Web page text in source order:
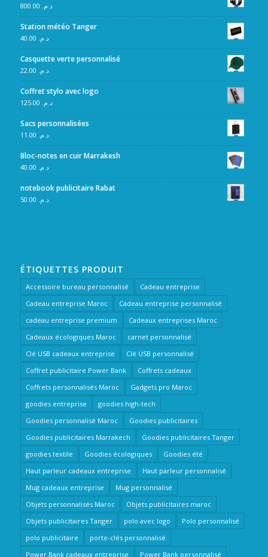
د.م.
Station météo Tanger
د.م.
Casquette verte personnalisé
د.م.
Coffret stylo avec logo
د.م.
Sacs personnalisées
د.م.
Bloc-notes en cuir Marrakesh
د.م.
notebook publicitaire Rabat
د.م.
ÉTIQUETTES PRODUIT
Accessoire bureau personnalisé
Cadeau entreprise
Cadeau entreprise Maroc
Cadeau entreprise personnalisé
cadeau entreprise premium
Cadeaux entreprises Maroc
Cadeaux écologiques Maroc
carnet personnalisé
Clé USB cadeaux entreprise
Clé USB personnalisé
Coffret publicitaire Power Bank
Coffrets cadeaux
Coffrets personnalisés Maroc
Gadgets pro Maroc
goodies entreprise
goodies high-tech
Goodies personnalisé Maroc
Goodies publicitaires
Goodies publicitaires Marrakech
Goodies publicitaires Tanger
goodies textile
Goodies écologiques
Goodies été
Haut parleur cadeaux entreprise
Haut parleur personnalisé
Mug cadeaux entreprise
Mug personnalisé
Objets personnalisés Maroc
Objets publicitaires maroc
Objets publicitaires Tanger
polo avec logo
Polo personnalisé
polo publicitaire
porte-clés personnalisé
Power Bank cadeaux entreprise
Power Bank personnalisé